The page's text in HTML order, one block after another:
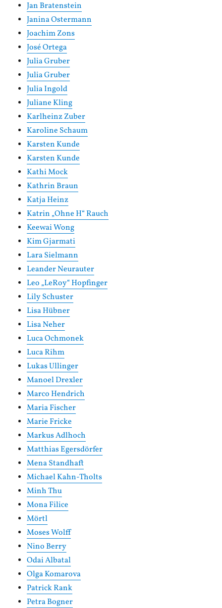
Jan Bratenstein
Janina Ostermann
Joachim Zons
José Ortega
Julia Gruber
Julia Gruber
Julia Ingold
Juliane Kling
Karlheinz Zuber
Karoline Schaum
Karsten Kunde
Karsten Kunde
Kathi Mock
Kathrin Braun
Katja Heinz
Katrin „Ohne H“ Rauch
Keewai Wong
Kim Gjarmati
Lara Sielmann
Leander Neurauter
Leo „LeRoy“ Hopfinger
Lily Schuster
Lisa Hübner
Lisa Neher
Luca Ochmonek
Luca Rihm
Lukas Ullinger
Manoel Drexler
Marco Hendrich
Maria Fischer
Marie Fricke
Markus Adlhoch
Matthias Egersdörfer
Mena Standhaft
Michael Kahn-Tholts
Minh Thu
Mona Filice
Mörtl
Moses Wolff
Nino Berry
Odai Albatal
Olga Komarova
Patrick Rank
Petra Bogner